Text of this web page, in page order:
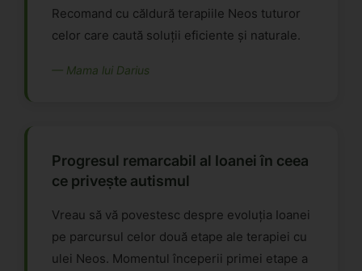
Recomand cu căldură terapiile Neos tuturor
celor care caută soluții eficiente și naturale.
— Mama lui Darius
Progresul remarcabil al Ioanei în ceea
ce privește autismul
Vreau să vă povestesc despre evoluția Ioanei
pe parcursul celor două etape ale terapiei cu
ulei Neos. Momentul începerii primei etape a